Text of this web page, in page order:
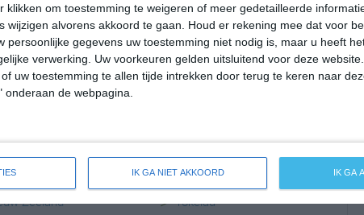
klikken om toestemming te weigeren of meer gedetailleerde
wijzigen alvorens akkoord te gaan.
Houd er rekening mee dat voor
persoonlijke gegevens uw toestemming niet nodig is, maar u heeft
verwerking. Uw voorkeuren gelden uitsluitend voor deze
uw toestemming te allen tijde intrekken door terug te keren naar
de webpagina.
IK GA NIET AKKOORD IK GA
Caledonië
Zeeland
> Papoea-Nieuw-Guinea
>
> Samoa
> Tokelau